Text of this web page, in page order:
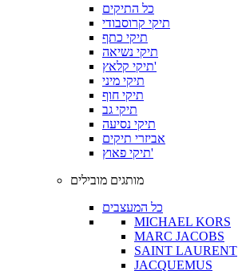
כל התיקים
תיקי קרוסבודי
תיקי כתף
תיקי נשיאה
תיקי קלאץ'
תיקי מיני
תיקי חוף
תיקי גב
תיקי נסיעה
אביזרי תיקים
תיקי פאוץ'
מותגים מובילים
כל המעצבים
MICHAEL KORS
MARC JACOBS
SAINT LAURENT
JACQUEMUS